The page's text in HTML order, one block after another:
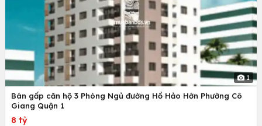
1
Bán gấp căn hộ 3 Phòng Ngủ đường Hồ Hảo Hớn Phường Cô
Giang Quận 1
8 tỷ